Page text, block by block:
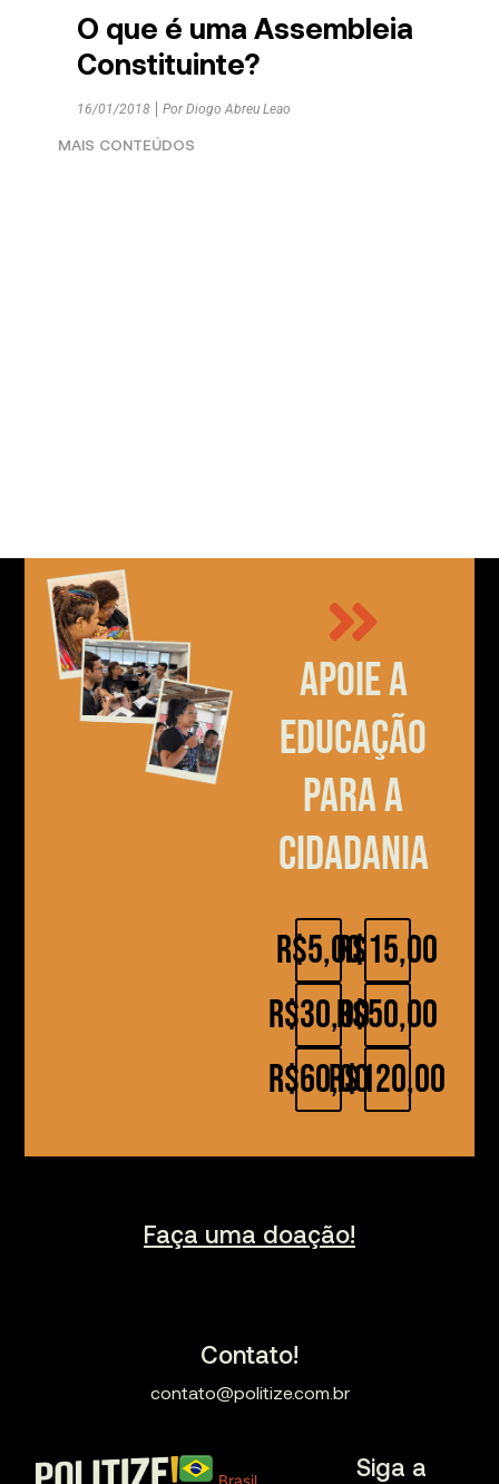
O que é uma Assembleia
Constituinte?
16/01/2018 Por Diogo Abreu Leao
Apoie a
educação
para a
cidadania
R$5,00
R$30,00
R$60,00
R$15,00
R$50,00
R$120,00
Faça uma doação!
Contato!
contato@politize.com.br
Brasil
Siga a